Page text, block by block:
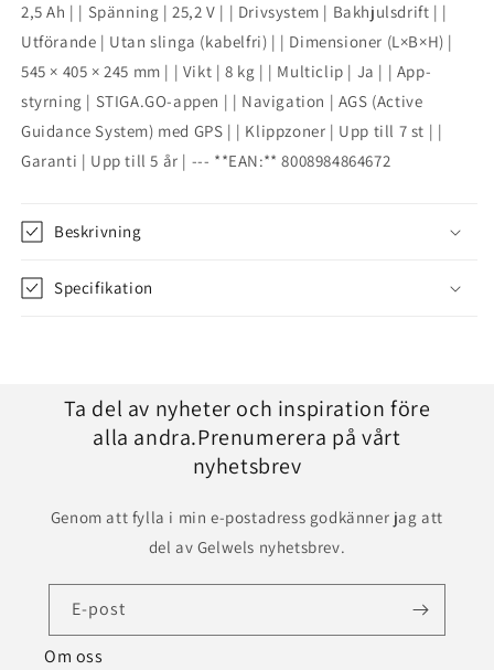
2,5 Ah | | Spänning | 25,2 V | | Drivsystem | Bakhjulsdrift | |
Utförande | Utan slinga (kabelfri) | | Dimensioner (L×B×H) |
545 × 405 × 245 mm | | Vikt | 8 kg | | Multiclip | Ja | | App-
styrning | STIGA.GO-appen | | Navigation | AGS (Active
Guidance System) med GPS | | Klippzoner | Upp till 7 st | |
Garanti | Upp till 5 år | --- **EAN:** 8008984864672
Beskrivning
Specifikation
Ta del av nyheter och inspiration före
alla andra.Prenumerera på vårt
nyhetsbrev
Genom att fylla i min e-postadress godkänner jag att
del av Gelwels nyhetsbrev.
E-post
Om oss